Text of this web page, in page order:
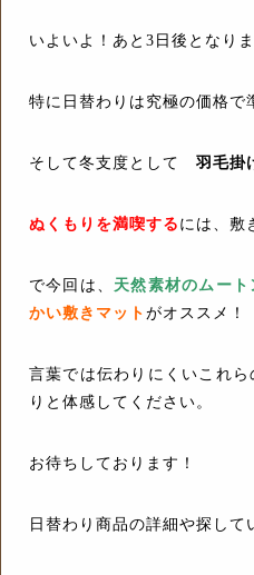
いよいよ！あと3日後となりま
特に日替わりは究極の価格で
そして冬支度として 羽毛掛
ぬくもりを満喫する には、敷
で今回は、 天然素材のムート
かい敷きマット がオススメ！
言葉では伝わりにくいこれ
りと体感してください。
お待ちしております！
日替わり商品の詳細や探して